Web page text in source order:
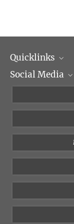
Quicklinks
Scientific
Social Media
Instagram
Bluesky
Vimeo
Newsletter